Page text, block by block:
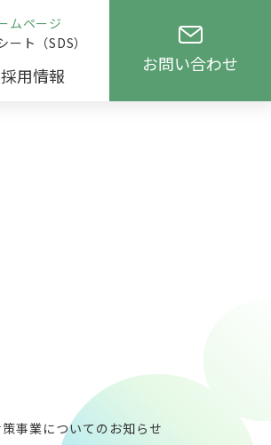
ムページ
ート（SDS）
採用情報
お問い合わせ
事業についてのお知らせ